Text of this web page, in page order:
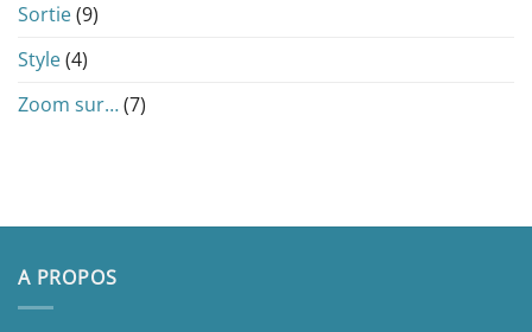
Sortie(9)
Style(4)
Zoom sur…(7)
A PROPOS